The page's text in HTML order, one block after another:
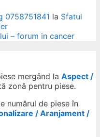
0758751841 la Sfatul
– forum in cancer
mergând la Aspect /
zonă pentru piese.
numărul de piese în
/ Aranjament /